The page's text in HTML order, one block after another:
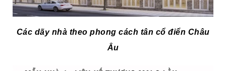
Các dãy nhà theo phong cách tân cổ điển Châu
Âu